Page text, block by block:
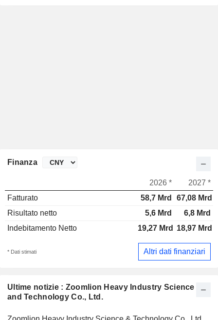
Ultime notizie : Zoomlion Heavy Industry Science
and Technology Co., Ltd.
Finanza
2026 *
2027 *
Fatturato
58,7 Mrd
67,08 Mrd
Risultato netto
5,6 Mrd
6,8 Mrd
Indebitamento Netto
19,27 Mrd 18,97 Mrd
* Dati stimati Altri dati finanziari